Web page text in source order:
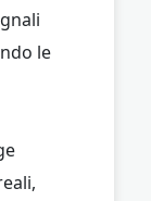
le